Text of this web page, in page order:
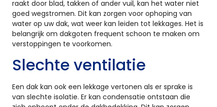
raakt door blad, takken of ander vuil, kan het water niet
goed wegstromen. Dit kan zorgen voor ophoping van
water op uw dak, wat weer kan leiden tot lekkages. Het is
belangrijk om dakgoten frequent schoon te maken om
verstoppingen te voorkomen.
Slechte ventilatie
Een dak kan ook een lekkage vertonen als er sprake is
van slechte isolatie. Er kan condensatie ontstaan die